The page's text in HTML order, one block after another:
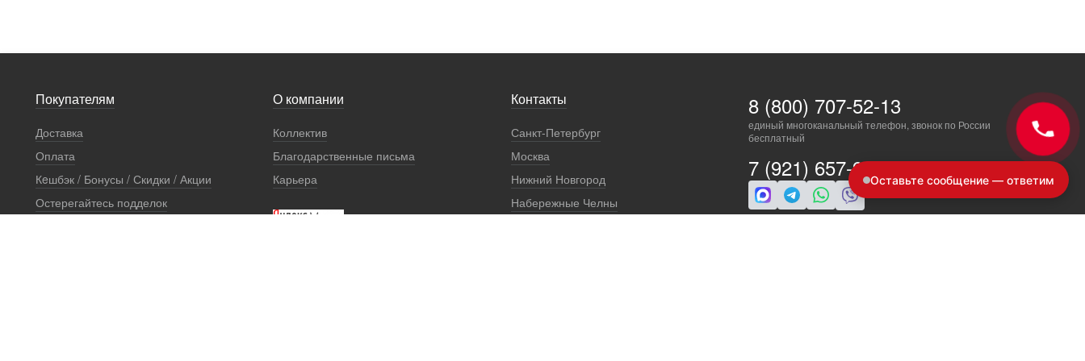
Покупателям
Доставка
Оплата
Кeшбэк / Бонусы / Скидки / Акции
Остерегайтесь подделок
О компании
Коллектив
Благодарственные письма
Карьера
Контакты
Санкт-Петербург
Москва
Нижний Новгород
Набережные Челны
8 (800) 707-52-13
единый многоканальный телефон, звонок по России
бесплатный
7 (921) 657-98-77Оставьте сообщение — ответим